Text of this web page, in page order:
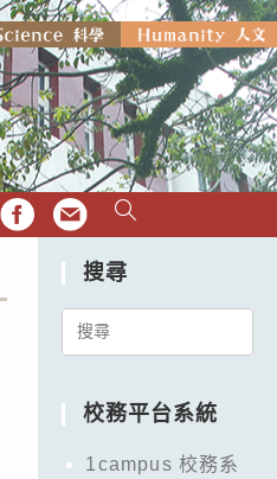
FB EMAIL
搜尋
Search
校務平台系統
1campus 校務系